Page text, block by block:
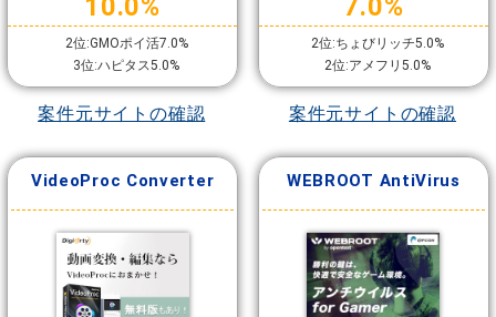
10.0%
2位:GMOポイ活7.0%
3位:ハピタス5.0%
案件元サイトの確認
7.0%
2位:ちょびリッチ5.0%
2位:アメフリ5.0%
案件元サイトの確認
VideoProc Converter WEBROOT AntiVirus